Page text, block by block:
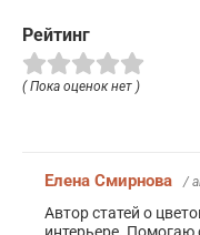
Рейтинг
( Пока оценок нет )
Елена Смирнова /
Автор статей о